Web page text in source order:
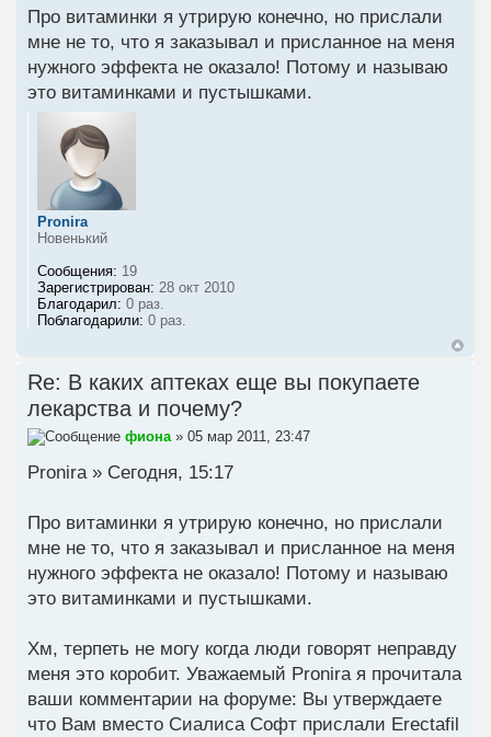
Про витаминки я утрирую конечно, но прислали
мне не то, что я заказывал и присланное на меня
нужного эффекта не оказало! Потому и называю
это витаминками и пустышками.
Pronira
Новенький
Сообщения: 19
Зарегистрирован: 28 окт 2010
Благодарил: 0 раз.
Поблагодарили: 0 раз.
Re: В каких аптеках еще вы покупаете
лекарства и почему?
фиона» 05 мар 2011, 23:47
Pronira » Сегодня, 15:17
Про витаминки я утрирую конечно, но прислали
мне не то, что я заказывал и присланное на меня
нужного эффекта не оказало! Потому и называю
это витаминками и пустышками.
Хм, терпеть не могу когда люди говорят неправду
меня это коробит. Уважаемый Pronira я прочитала
ваши комментарии на форуме: Вы утверждаете
что Вам вместо Сиалиса Софт прислали Erectafil